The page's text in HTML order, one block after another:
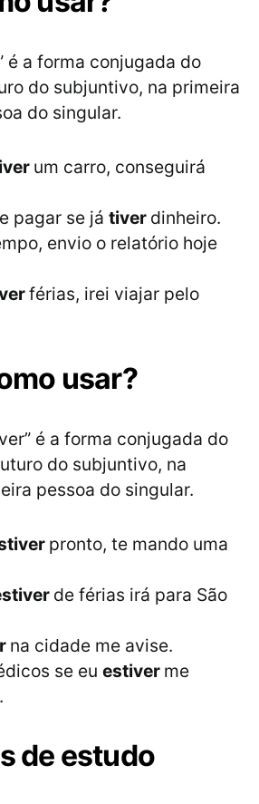
é a forma conjugada do
do subjuntivo, na primeira
do singular.
um carro, conseguirá
pagar se já tiver dinheiro.
envio o relatório hoje
férias, irei viajar pelo
usar?
é a forma conjugada do
do subjuntivo, na
pessoa do singular.
pronto, te mando uma
de férias irá para São
na cidade me avise.
se eu estiver me
de estudo